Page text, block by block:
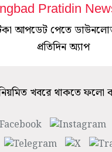
Pratidin
আপডেট পেতে
প্রতিদিন অ্যাপ
খবরে থাকতে